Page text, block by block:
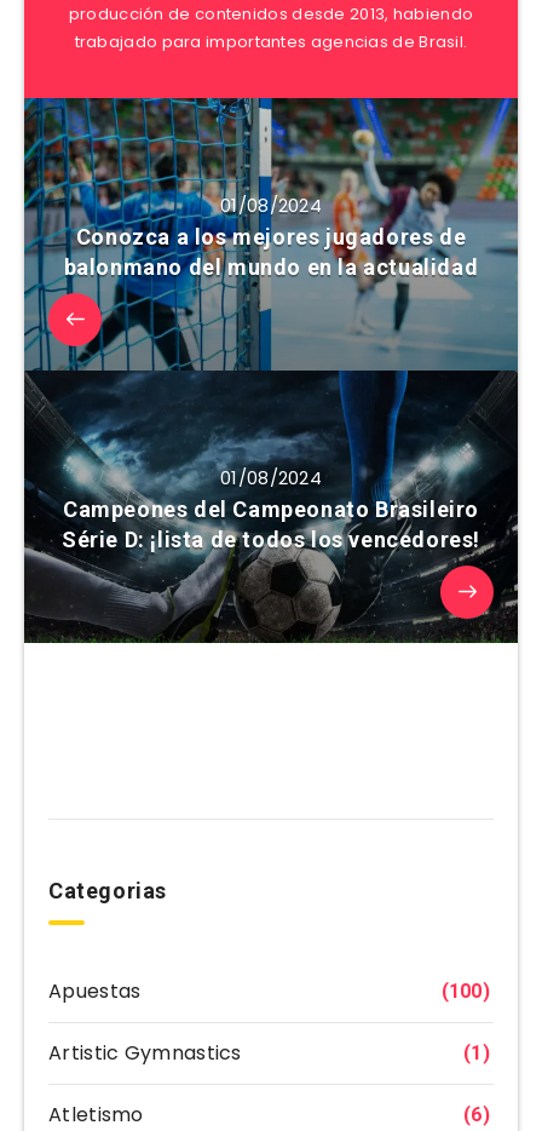
producción de contenidos desde 2013, habiendo
trabajado para importantes agencias de Brasil.
01/08/2024
Conozca a los mejores jugadores de
balonmano del mundo en la actualidad
01/08/2024
Campeones del Campeonato Brasileiro
Série D: ¡lista de todos los vencedores!
Categorias
Apuestas (100)
Artistic Gymnastics (1)
Atletismo (6)